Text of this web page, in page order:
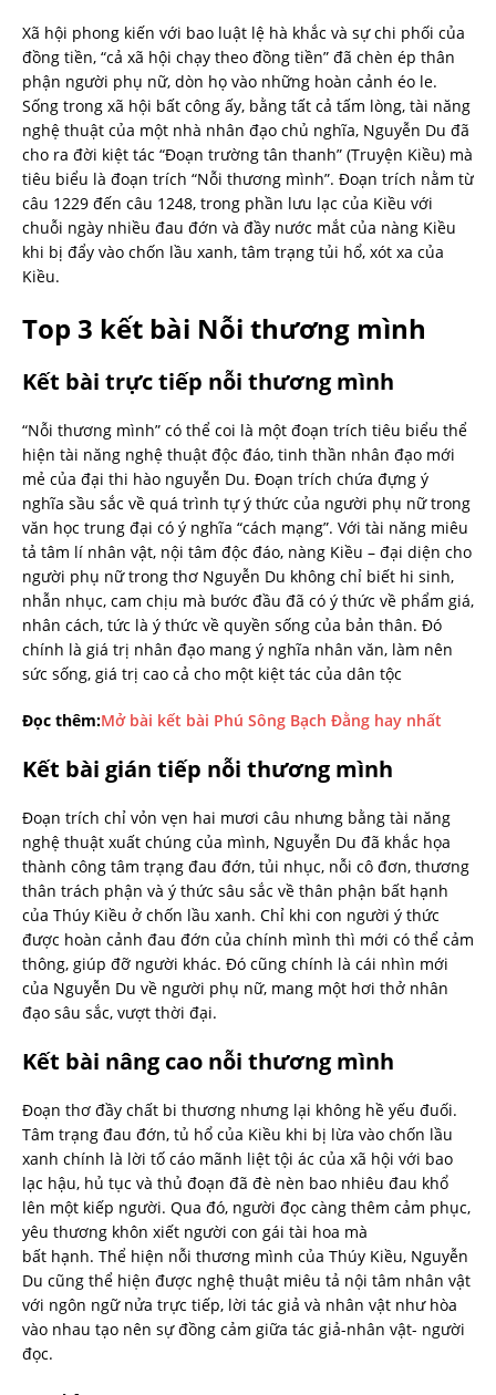
Xã hội phong kiến với bao luật lệ hà khắc và sự chi phối của
đồng tiền, “cả xã hội chạy theo đồng tiền” đã chèn ép thân
phận người phụ nữ, dòn họ vào những hoàn cảnh éo le.
Sống trong xã hội bất công ấy, bằng tất cả tấm lòng, tài năng
nghệ thuật của một nhà nhân đạo chủ nghĩa, Nguyễn Du đã
cho ra đời kiệt tác “Đoạn trường tân thanh” (Truyện Kiều) mà
tiêu biểu là đoạn trích “Nỗi thương mình”. Đoạn trích nằm từ
câu 1229 đến câu 1248, trong phần lưu lạc của Kiều với
chuỗi ngày nhiều đau đớn và đầy nước mắt của nàng Kiều
khi bị đẩy vào chốn lầu xanh, tâm trạng tủi hổ, xót xa của
Kiều.
Top 3 kết bài Nỗi thương mình
Kết bài trực tiếp nỗi thương mình
“Nỗi thương mình” có thể coi là một đoạn trích tiêu biểu thể
hiện tài năng nghệ thuật độc đáo, tinh thần nhân đạo mới
mẻ của đại thi hào nguyễn Du. Đoạn trích chứa đựng ý
nghĩa sầu sắc về quá trình tự ý thức của người phụ nữ trong
văn học trung đại có ý nghĩa “cách mạng”. Với tài năng miêu
tả tâm lí nhân vật, nội tâm độc đáo, nàng Kiều – đại diện cho
người phụ nữ trong thơ Nguyễn Du không chỉ biết hi sinh,
nhẫn nhục, cam chịu mà bước đầu đã có ý thức về phẩm giá,
nhân cách, tức là ý thức về quyền sống của bản thân. Đó
chính là giá trị nhân đạo mang ý nghĩa nhân văn, làm nên
sức sống, giá trị cao cả cho một kiệt tác của dân tộc
Đọc thêm:Mở bài kết bài Phú Sông Bạch Đằng hay nhất
Kết bài gián tiếp nỗi thương mình
Đoạn trích chỉ vỏn vẹn hai mươi câu nhưng bằng tài năng
nghệ thuật xuất chúng của mình, Nguyễn Du đã khắc họa
thành công tâm trạng đau đớn, tủi nhục, nỗi cô đơn, thương
thân trách phận và ý thức sâu sắc về thân phận bất hạnh
của Thúy Kiều ở chốn lầu xanh. Chỉ khi con người ý thức
được hoàn cảnh đau đớn của chính mình thì mới có thể cảm
thông, giúp đỡ người khác. Đó cũng chính là cái nhìn mới
của Nguyễn Du về người phụ nữ, mang một hơi thở nhân
đạo sâu sắc, vượt thời đại.
Kết bài nâng cao nỗi thương mình
Đoạn thơ đầy chất bi thương nhưng lại không hề yếu đuối.
Tâm trạng đau đớn, tủ hổ của Kiều khi bị lừa vào chốn lầu
xanh chính là lời tố cáo mãnh liệt tội ác của xã hội với bao
lạc hậu, hủ tục và thủ đoạn đã đè nèn bao nhiêu đau khổ
lên một kiếp người. Qua đó, người đọc càng thêm cảm phục,
yêu thương khôn xiết người con gái tài hoa mà
bất hạnh. Thể hiện nỗi thương mình của Thúy Kiều, Nguyễn
Du cũng thể hiện được nghệ thuật miêu tả nội tâm nhân vật
với ngôn ngữ nửa trực tiếp, lời tác giả và nhân vật như hòa
vào nhau tạo nên sự đồng cảm giữa tác giả-nhân vật- người
đọc.